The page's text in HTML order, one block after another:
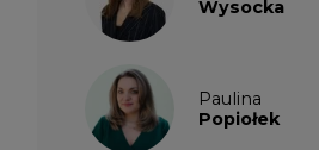
Wysocka
Paulina
Popiołek